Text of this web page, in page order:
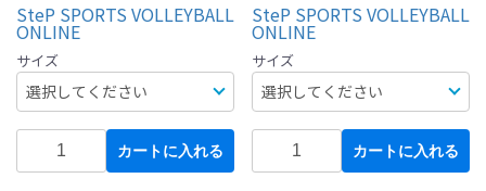
SteP SPORTS VOLLEYBALL
ONLINE
サイズ
カートに入れる
SteP SPORTS VOLLEYBALL
ONLINE
サイズ
カートに入れる